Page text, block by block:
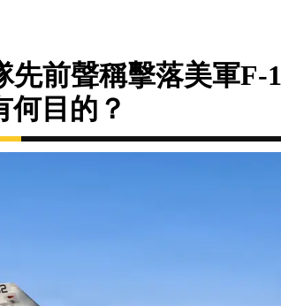
先前聲稱擊落美軍F-
何目的？